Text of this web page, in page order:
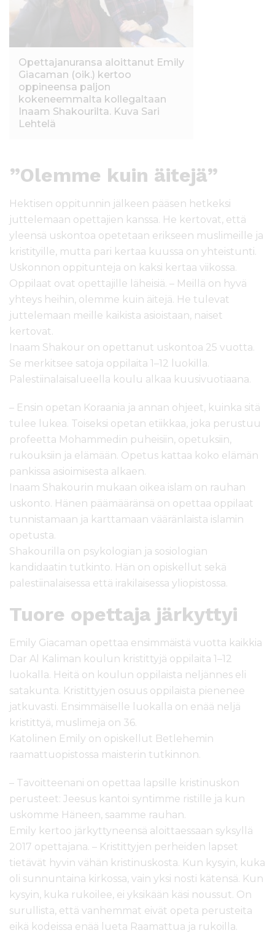
Opettajanuransa aloittanut Emily
Giacaman (oik.) kertoo
oppineensa paljon
kokeneemmalta kollegaltaan
Inaam Shakourilta. Kuva Sari
Lehtelä
”Olemme kuin äitejä”
Hektisen oppitunnin jälkeen pääsen hetkeksi
juttelemaan opettajien kanssa. He kertovat, että
yleensä uskontoa opetetaan erikseen muslimeille ja
kristityille, mutta pari kertaa kuussa on yhteistunti.
Uskonnon oppitunteja on kaksi kertaa viikossa.
Oppilaat ovat opettajille läheisiä. – Meillä on hyvä
yhteys heihin, olemme kuin äitejä. He tulevat
juttelemaan meille kaikista asioistaan, naiset
kertovat.
Inaam Shakour on opettanut uskontoa 25 vuotta.
Se merkitsee satoja oppilaita 1–12 luokilla.
Palestiinalaisalueella koulu alkaa kuusivuotiaana.
– Ensin opetan Koraania ja annan ohjeet, kuinka sitä
tulee lukea. Toiseksi opetan etiikkaa, joka perustuu
profeetta Mohammedin puheisiin, opetuksiin,
rukouksiin ja elämään. Opetus kattaa koko elämän
pankissa asioimisesta alkaen.
Inaam Shakourin mukaan oikea islam on rauhan
uskonto. Hänen päämääränsä on opettaa oppilaat
tunnistamaan ja karttamaan vääränlaista islamin
opetusta.
Shakourilla on psykologian ja sosiologian
kandidaatin tutkinto. Hän on opiskellut sekä
palestiinalaisessa että irakilaisessa yliopistossa.
Tuore opettaja järkyttyi
Emily Giacaman opettaa ensimmäistä vuotta kaikkia
Dar Al Kaliman koulun kristittyjä oppilaita 1–12
luokalla. Heitä on koulun oppilaista neljännes eli
satakunta. Kristittyjen osuus oppilaista pienenee
jatkuvasti. Ensimmäiselle luokalla on enää neljä
kristittyä, muslimeja on 36.
Katolinen Emily on opiskellut Betlehemin
raamattuopistossa maisterin tutkinnon.
– Tavoitteenani on opettaa lapsille kristinuskon
perusteet: Jeesus kantoi syntimme ristille ja kun
uskomme Häneen, saamme rauhan.
Emily kertoo järkyttyneensä aloittaessaan syksyllä
2017 opettajana. – Kristittyjen perheiden lapset
tietävät hyvin vähän kristinuskosta. Kun kysyin, kuka
oli sunnuntaina kirkossa, vain yksi nosti kätensä. Kun
kysyin, kuka rukoilee, ei yksikään käsi noussut. On
surullista, että vanhemmat eivät opeta perusteita
eikä kodeissa enää lueta Raamattua ja rukoilla.